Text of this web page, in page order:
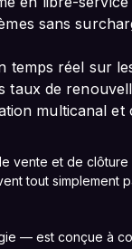
sans
temps réel sur
taux de
multicanal
vente et de
tout simplement
— est conçue à